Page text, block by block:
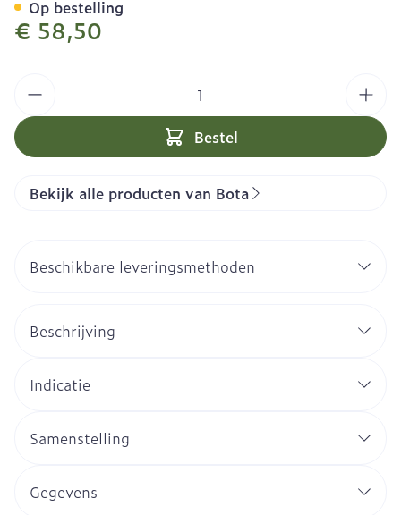
€ 58,50
Bestel
Op bestelling
Bekijk alle producten van Bota
Beschikbare leveringsmethoden
Beschrijving
Indicatie
Samenstelling
Gegevens